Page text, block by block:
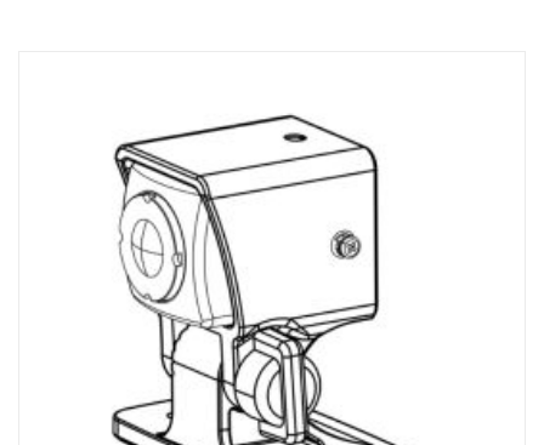
• Normal/evento (Gsensor)/modo de grabación manual
• Antena GPS
• Botón de pánico
• Conector Ehternet para uso de FMS
• Con marcas de aparcamiento.
• Mando a distancia para encendido/apagado manual y acceso a
• Apto para repisas de ECU.
• Tarjeta SD (mín. 16 gb ~máx. 512 gb) 36 gb incluidos.
• Dimensiones: An. 198 / Al. 35 / P. 100.